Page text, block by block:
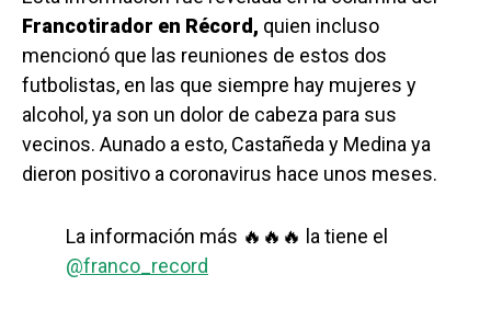
Francotirador en Récord, quien incluso
mencionó que las reuniones de estos dos
futbolistas, en las que siempre hay mujeres y
alcohol, ya son un dolor de cabeza para sus
vecinos. Aunado a esto, Castañeda y Medina ya
dieron positivo a coronavirus hace unos meses.
La información más 🔥🔥🔥 la tiene el
@franco_record